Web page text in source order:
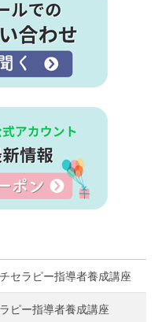
セラピー指導者養成講座
ピー指導者養成講座